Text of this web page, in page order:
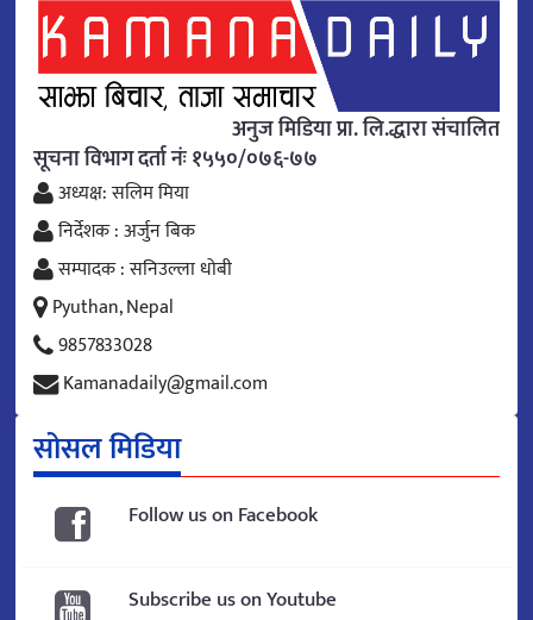
अनुज मिडिया प्रा. लि.द्धारा संचालित
सूचना विभाग दर्ता नंः १५५०/०७६-७७
अध्यक्ष: सलिम मिया
निर्देशक : अर्जुन बिक
सम्पादक : सनिउल्ला धोबी
Pyuthan, Nepal
9857833028
Kamanadaily@gmail.com
सोसल मिडिया
Follow us on Facebook
Subscribe us on Youtube